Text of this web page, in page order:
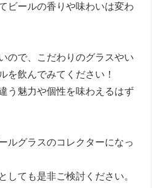
ビールの香りや味わいは変わ
ので、こだわりのグラスやい
を飲んでみてください！
う魅力や個性を味わえるはず
ルグラスのコレクターになっ
しても是非ご検討ください。